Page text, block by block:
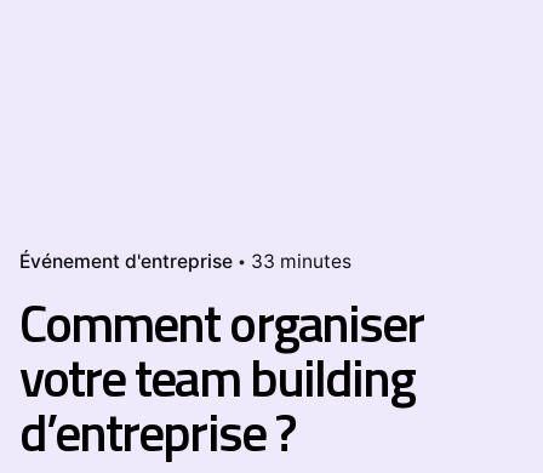
Événement d'entreprise 33 minutes
Comment organiser
votre team building
d’entreprise ?